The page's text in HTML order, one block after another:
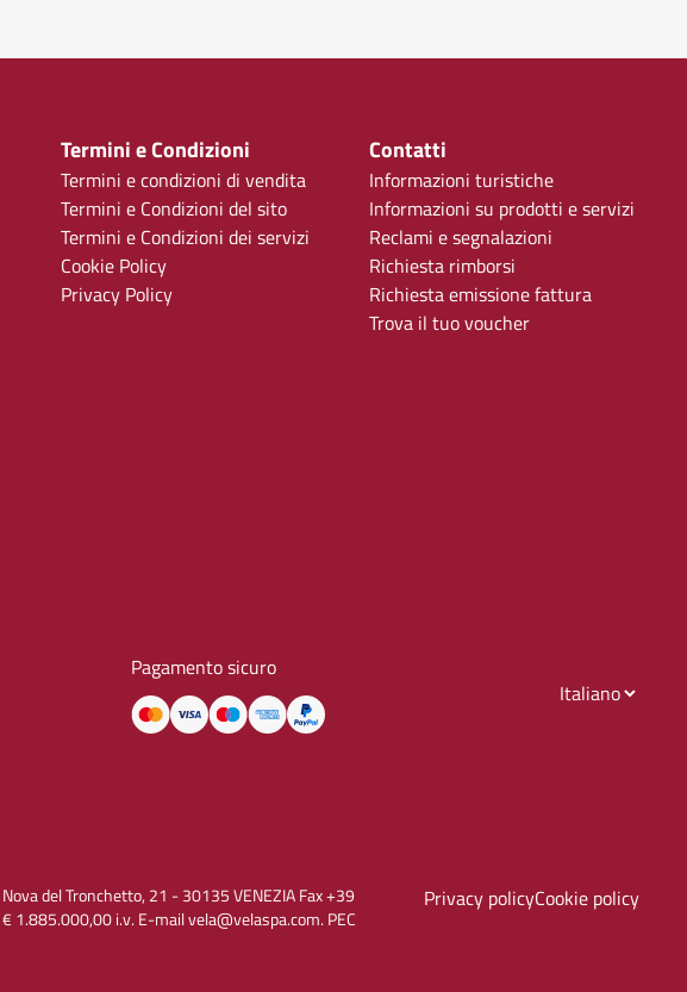
Termini e Condizioni
Termini e condizioni di vendita
Termini e Condizioni del sito
Termini e Condizioni dei servizi
Cookie Policy
Privacy Policy
Contatti
Informazioni turistiche
Informazioni su prodotti e servizi
Reclami e segnalazioni
Richiesta rimborsi
Richiesta emissione fattura
Trova il tuo voucher
Pagamento sicuro
del Tronchetto, 21 - 30135 VENEZIA Fax +39
1.885.000,00 i.v. E-mail vela@velaspa.com. PEC
Privacy policyCookie policy